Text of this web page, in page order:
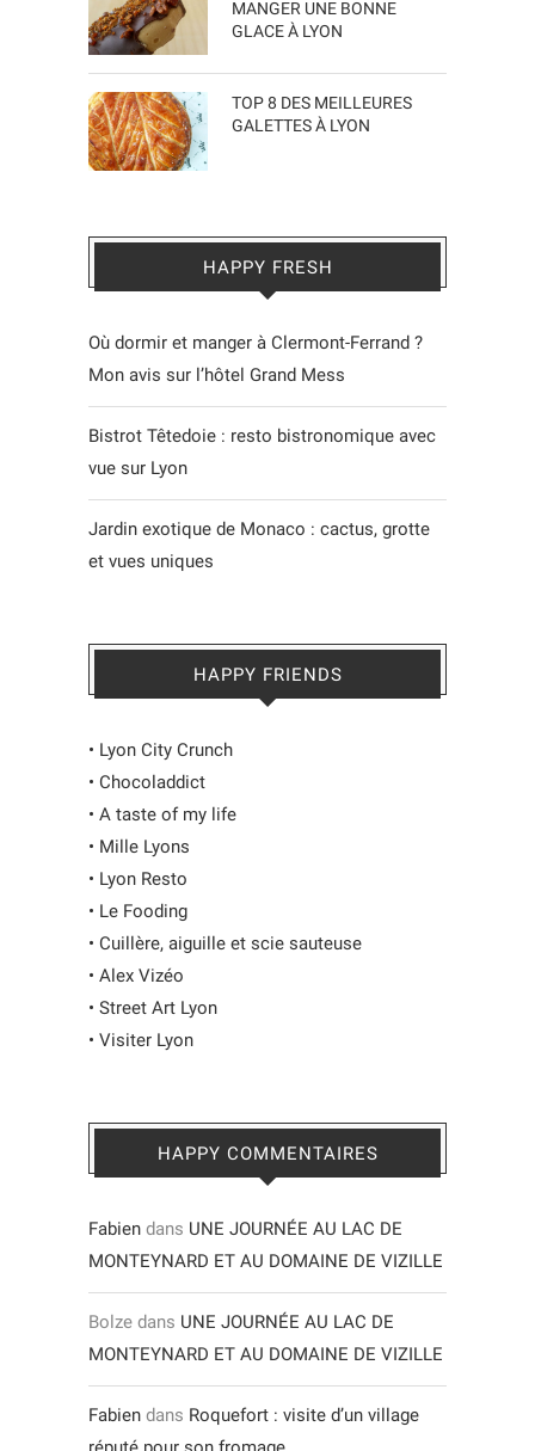
MANGER UNE BONNE
GLACE À LYON
TOP 8 DES MEILLEURES
GALETTES À LYON
HAPPY FRESH
Où dormir et manger à Clermont-Ferrand ?
Mon avis sur l’hôtel Grand Mess
Bistrot Têtedoie : resto bistronomique avec
vue sur Lyon
Jardin exotique de Monaco : cactus, grotte
et vues uniques
HAPPY FRIENDS
• Lyon City Crunch
• Chocoladdict
• A taste of my life
• Mille Lyons
• Lyon Resto
• Le Fooding
• Cuillère, aiguille et scie sauteuse
• Alex Vizéo
• Street Art Lyon
• Visiter Lyon
HAPPY COMMENTAIRES
Fabien dans UNE JOURNÉE AU LAC DE
MONTEYNARD ET AU DOMAINE DE VIZILLE
Bolze dans UNE JOURNÉE AU LAC DE
MONTEYNARD ET AU DOMAINE DE VIZILLE
Fabien dans Roquefort : visite d’un village